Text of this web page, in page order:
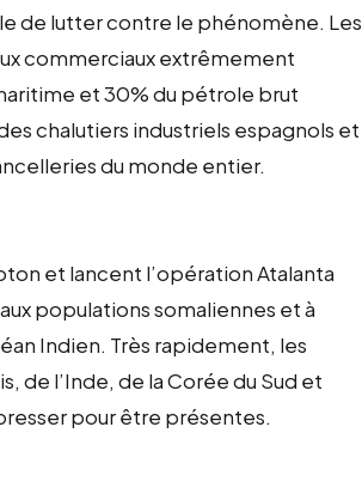
de lutter contre le phénomène. Les
commerciaux extrêmement
et 30% du pétrole brut
chalutiers industriels espagnols et
du monde entier.
et lancent l’opération Atalanta
populations somaliennes et à
Indien. Très rapidement, les
de l’Inde, de la Corée du Sud et
pour être présentes.